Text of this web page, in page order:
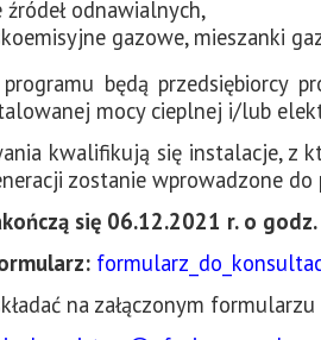
źródeł odnawialnych,
gazowe, mieszanki
będą przedsiębiorcy
mocy cieplnej i/lub
kwalifikują się instalacje, z
zostanie wprowadzone do
się 06.12.2021 r. o
na załączonym formularzu